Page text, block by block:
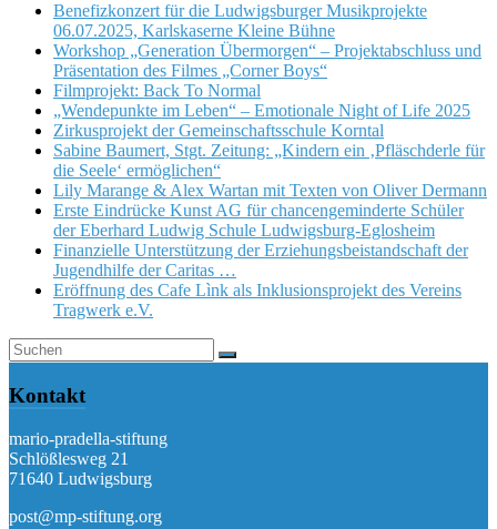
Benefizkonzert für die Ludwigsburger Musikprojekte
06.07.2025, Karlskaserne Kleine Bühne
Workshop „Generation Übermorgen“ – Projektabschluss und
Präsentation des Filmes „Corner Boys“
Filmprojekt: Back To Normal
„Wendepunkte im Leben“ – Emotionale Night of Life 2025
Zirkusprojekt der Gemeinschaftsschule Korntal
Sabine Baumert, Stgt. Zeitung: „Kindern ein ‚Pfläschderle für
die Seele‘ ermöglichen“
Lily Marange & Alex Wartan mit Texten von Oliver Dermann
Erste Eindrücke Kunst AG für chancengeminderte Schüler
der Eberhard Ludwig Schule Ludwigsburg-Eglosheim
Finanzielle Unterstützung der Erziehungsbeistandschaft der
Jugendhilfe der Caritas …
Eröffnung des Cafe Lìnk als Inklusionsprojekt des Vereins
Tragwerk e.V.
Kontakt
mario-pradella-stiftung
Schlößlesweg 21
71640 Ludwigsburg
post@mp-stiftung.org